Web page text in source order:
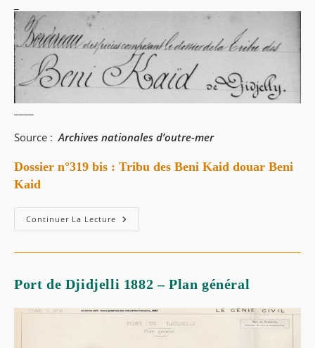
Source :Archives nationales d’outre-mer
Dossier n°319 bis : Tribu des Beni Kaid douar Beni
Kaid
Continuer La Lecture
Port de Djidjelli 1882 – Plan général